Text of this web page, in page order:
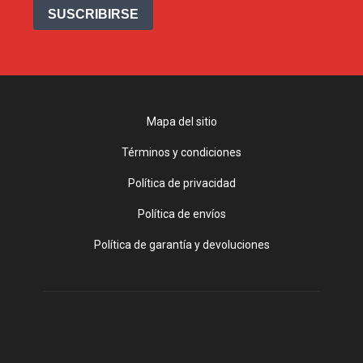
SUSCRIBIRSE
Mapa del sitio
Términos y condiciones
Política de privacidad
Política de envíos
Política de garantía y devoluciones